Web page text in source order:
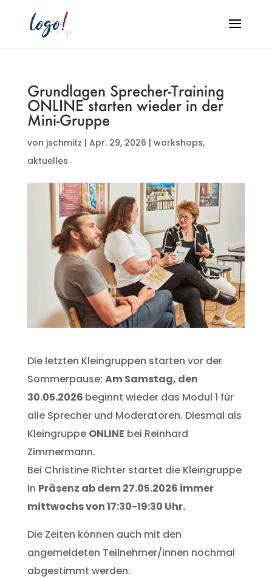
Grundlagen Sprecher-Training
ONLINE starten wieder in der
Mini-Gruppe
von jschmitz | Apr. 29, 2026 | workshops,
aktuelles
Die letzten Kleingruppen starten vor der
Sommerpause: Am Samstag, den
30.05.2026 beginnt wieder das Modul 1 für
alle Sprecher und Moderatoren. Diesmal als
Kleingruppe ONLINE bei Reinhard
Zimmermann.
Bei Christine Richter startet die Kleingruppe
in Präsenz ab dem 27.05.2026 immer
mittwochs von 17:30-19:30 Uhr.
Die Zeiten können auch mit den
angemeldeten Teilnehmer/innen nochmal
abgestimmt werden.